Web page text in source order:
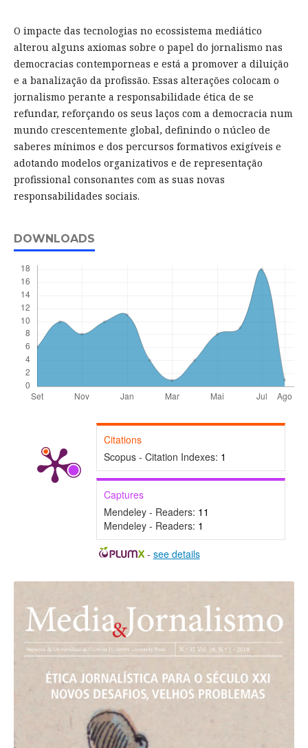
O impacte das tecnologias no ecossistema mediático
alterou alguns axiomas sobre o papel do jornalismo nas
democracias contemporneas e está a promover a diluição
e a banalização da profissão. Essas alterações colocam o
jornalismo perante a responsabilidade ética de se
refundar, reforçando os seus laços com a democracia num
mundo crescentemente global, definindo o núcleo de
saberes mínimos e dos percursos formativos exigíveis e
adotando modelos organizativos e de representação
profissional consonantes com as suas novas
responsabilidades sociais.
DOWNLOADS
Citations
Scopus - Citation Indexes: 1
Captures
Mendeley - Readers: 11
Mendeley - Readers: 1
- see details